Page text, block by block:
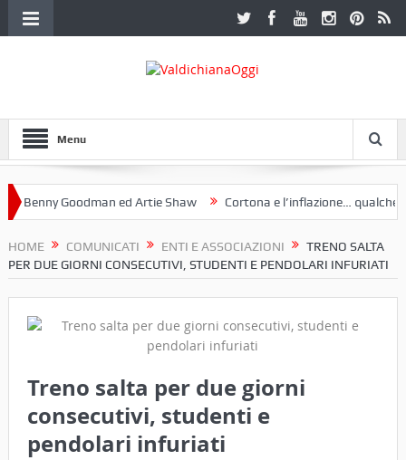
Menu
Goodman ed Artie Shaw Cortona e l’inflazione… qualche
HOME COMUNICATI ENTI E ASSOCIAZIONI
TRENO SALTA
PER DUE GIORNI CONSECUTIVI, STUDENTI E PENDOLARI INFURIATI
Treno salta per due giorni
consecutivi, studenti e
pendolari infuriati